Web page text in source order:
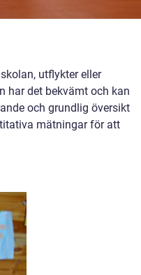
utflykter eller
har det bekvämt och kan
och grundlig översikt
mätningar för att